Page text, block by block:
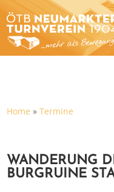
Home »Termine
WANDERUNG
BURGRUINE